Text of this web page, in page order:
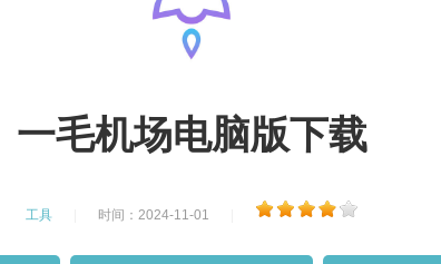
一毛机场电脑版下载
工具 时间：2024-11-01